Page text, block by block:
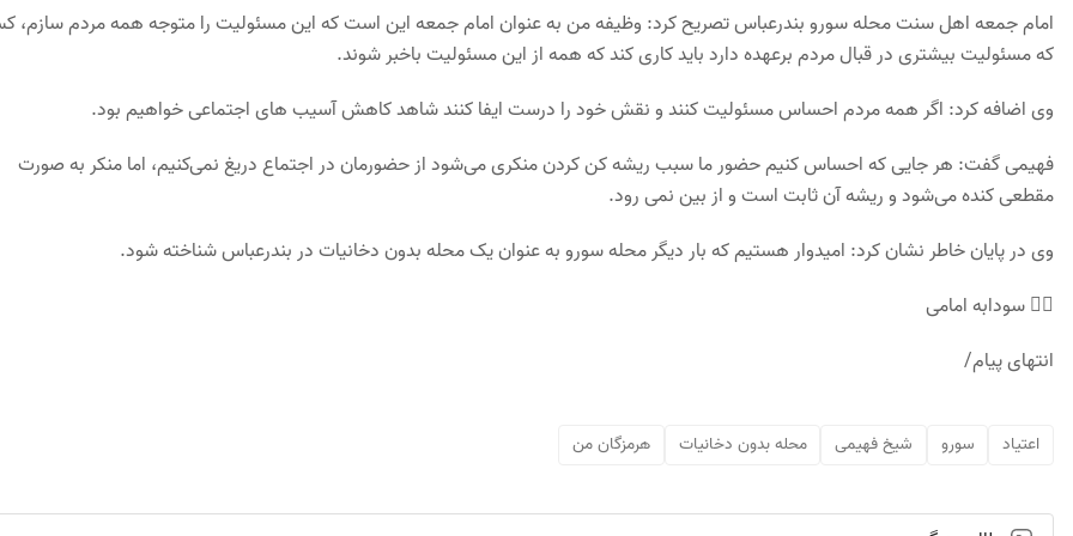
امام جمعه اهل سنت محله سورو بندرعباس تصریح کرد: وظیفه من به عنوان امام جمعه این است که این مسئولیت را متوجه همه مردم سازم،
که مسئولیت بیشتری در قبال مردم برعهده دارد باید کاری کند که همه از این مسئولیت باخبر شوند.
وی اضافه کرد: اگر همه مردم احساس مسئولیت کنند و نقش خود را درست ایفا کنند شاهد کاهش آسیب های اجتماعی خواهیم بود.
فهیمی گفت: هر جایی که احساس کنیم حضور ما سبب ریشه کن کردن منکری می‌شود از حضورمان در اجتماع دریغ نمی‌کنیم، اما منکر به صورت
مقطعی کنده می‌شود و ریشه آن ثابت است و از بین نمی رود.
وی در پایان خاطر نشان کرد: امیدوار هستیم که بار دیگر محله سورو به عنوان یک محله بدون دخانیات در بندرعباس شناخته شود.
✍🏻 سودابه امامی
انتهای پیام/
اعتیاد سورو شیخ فهیمی محله بدون دخانیات هرمزگان من